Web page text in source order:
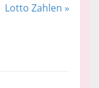
Lotto Zahlen »